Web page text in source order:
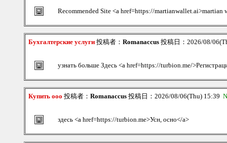
Recommended Site <a href=https://martianwallet.ai>martian
Бухгалтерские услуги 投稿者： Romanaccus 投稿日：2026/08/
узнать больше Здесь <a href=https://turbion.me/
Купить ооо 投稿者： Romanaccus 投稿日：2026/08/06(Thu) 15:39
здесь <a href=https://turbion.me>Усн, осно</a>